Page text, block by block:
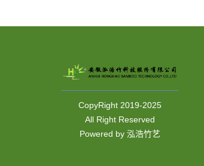
CopyRight 2019-2025
All Right Reserved
Powered by 泓浩竹艺